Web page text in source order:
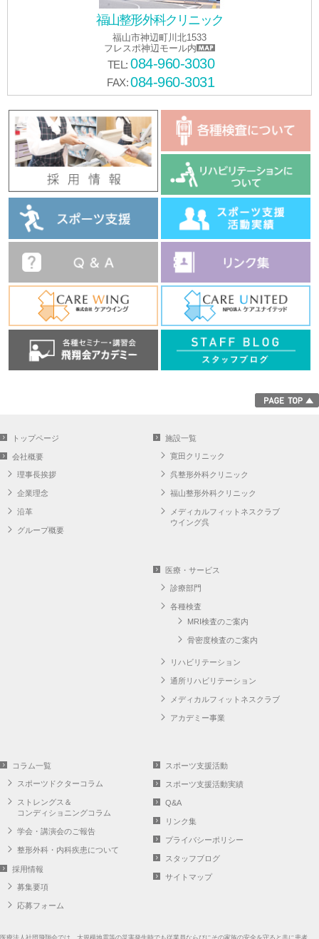
福山整形外科クリニック
福山市神辺町川北1533
フレスポ神辺モール内
TEL: 084-960-3030
FAX:084-960-3031
トップページ
会社概要
理事長挨拶
企業理念
沿革
グループ概要
施設一覧
寛田クリニック
呉整形外科クリニック
福山整形外科クリニック
メディカルフィットネスクラブ
ウイング呉
医療・サービス
診療部門
各種検査
MRI検査のご案内
骨密度検査のご案内
リハビリテーション
通所リハビリテーション
メディカルフィットネスクラブ
アカデミー事業
コラム一覧
スポーツドクターコラム
ストレングス＆
コンディショニングコラム
学会・講演会のご報告
整形外科・内科疾患について
採用情報
募集要項
応募フォーム
スポーツ支援活動
スポーツ支援活動実績
Q&A
リンク集
プライバシーポリシー
スタッフブログ
サイトマップ
医療法人社団飛翔会では、大規模地震等の災害発生時でも従業員ならびにその家族の安全を守ると共に患者